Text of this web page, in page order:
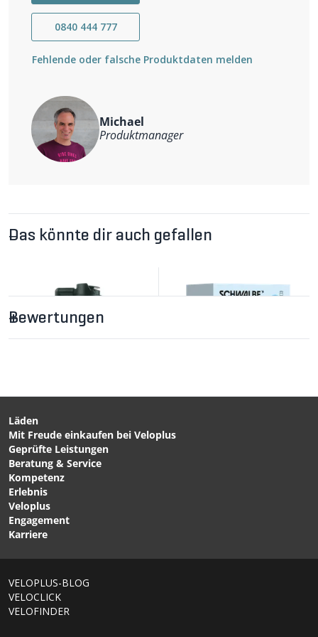
Robustes PETG-Material
Für Presta-Ventile
Lieferumfang: 1 Paar
0840 444 777
Fehlende oder falsche Produktdaten melden
Michael
Produktmanager
Das könnte dir auch gefallen
CHF 9.90
PRONTO Schlauch-
Flickspray von ZÉFAL
CHF 9.90
Bewertungen
Läden
Mit Freude einkaufen bei Veloplus
Geprüfte Leistungen
Beratung & Service
Kompetenz
Erlebnis
Veloplus
Engagement
Karriere
VELOPLUS-BLOG
VELOCLICK
VELOFINDER